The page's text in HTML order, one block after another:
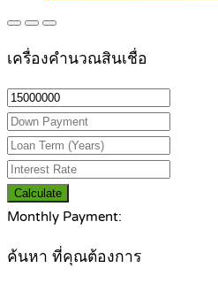
เครื่องคำนวณสินเชื่อ
Calculate
Monthly Payment:
ค้นหา ที่คุณต้องการ